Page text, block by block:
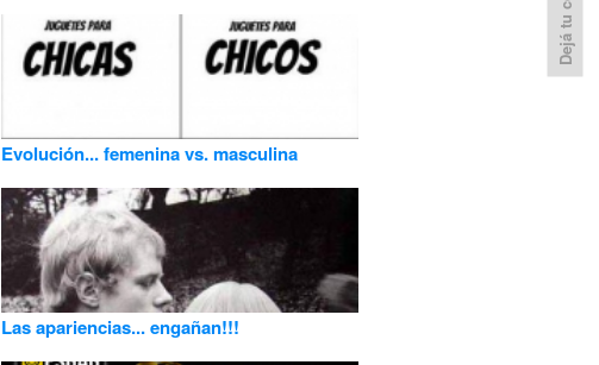
Evolución... femenina vs. masculina
Las apariencias... engañan!!!